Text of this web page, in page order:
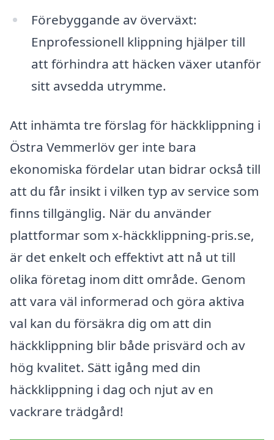
Förebyggande av överväxt:
Enprofessionell klippning hjälper till
att förhindra att häcken växer utanför
sitt avsedda utrymme.
Att inhämta tre förslag för häckklippning i
Östra Vemmerlöv ger inte bara
ekonomiska fördelar utan bidrar också till
att du får insikt i vilken typ av service som
finns tillgänglig. När du använder
plattformar som x-häckklippning-pris.se,
är det enkelt och effektivt att nå ut till
olika företag inom ditt område. Genom
att vara väl informerad och göra aktiva
val kan du försäkra dig om att din
häckklippning blir både prisvärd och av
hög kvalitet. Sätt igång med din
häckklippning i dag och njut av en
vackrare trädgård!